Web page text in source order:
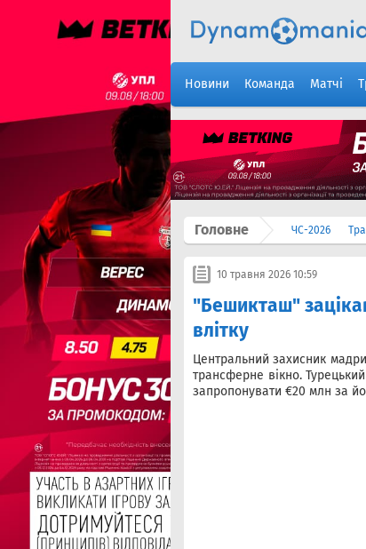
Новини Команда Матчі
Головне ЧС-2026
10 травня 2026 10:59
"Бешикташ"
влітку
Центральний захисник
трансферне вікно.
запропонувати €20 млн за